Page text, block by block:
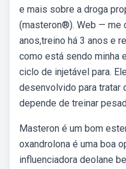
e mais sobre a droga
(masteron®). Web — me
anos,treino há 3 anos e
como está sendo minha
ciclo de injetável para.
desenvolvido para tratar
depende de treinar
Masteron é um bom
oxandrolona é uma boa
influenciadora deolane